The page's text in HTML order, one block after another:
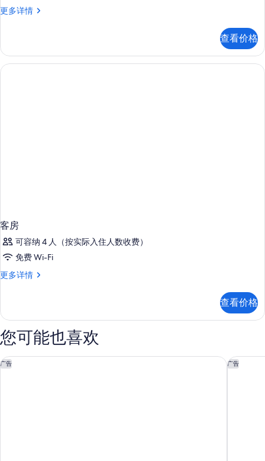
片
的
有
照
更多详情
标
房
更
多
查看价格
客房
可容纳 4 人（按实际入住人数收费）
免费 Wi-Fi
更多详情
客
信
息
查看价格
您可能也喜欢
广告
斯特拉斯堡中心奥科酒店 广告
贝尔维